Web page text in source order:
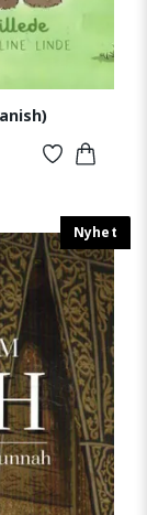
Nyhet